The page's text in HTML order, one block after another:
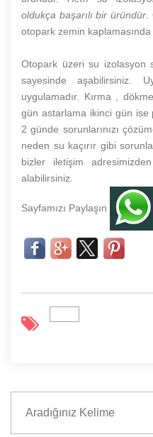
oldukça başarılı bir üründür.
otopark zemin kaplamasında
Otopark üzeri su izolasyon
sayesinde aşabilirsiniz.
uygulamadır. Kırma ,
gün astarlama ikinci gün ise
2 günde sorunlarınızı
neden su kaçırır gibi
bizler iletişim
alabilirsiniz.
Sayfamızı Paylaşın